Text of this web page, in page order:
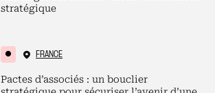
stratégique
FRANCE
Pactes d’associés : un bouclier